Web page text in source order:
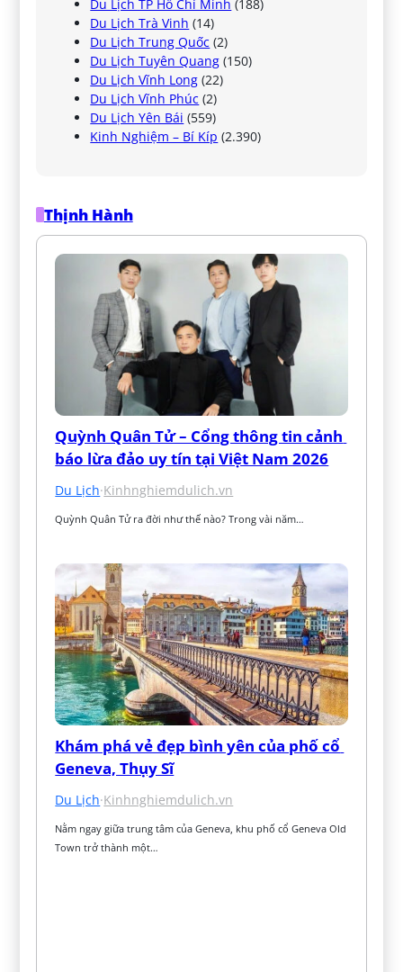
Du Lịch TP Hồ Chí Minh (188)
Du Lịch Trà Vinh (14)
Du Lịch Trung Quốc (2)
Du Lịch Tuyên Quang (150)
Du Lịch Vĩnh Long (22)
Du Lịch Vĩnh Phúc (2)
Du Lịch Yên Bái (559)
Kinh Nghiệm – Bí Kíp (2.390)
Thịnh Hành
Quỳnh Quân Tử – Cổng thông tin cảnh
báo lừa đảo uy tín tại Việt Nam 2026
Du Lịch·Kinhnghiemdulich.vn
Quỳnh Quân Tử ra đời như thế nào? Trong vài năm…
Khám phá vẻ đẹp bình yên của phố cổ
Geneva, Thụy Sĩ
Du Lịch·Kinhnghiemdulich.vn
Nằm ngay giữa trung tâm của Geneva, khu phố cổ Geneva Old
Town trở thành một…